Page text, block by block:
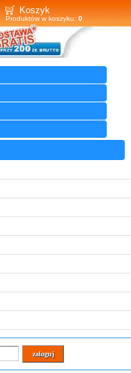
Koszyk
Produktów w koszyku: 0